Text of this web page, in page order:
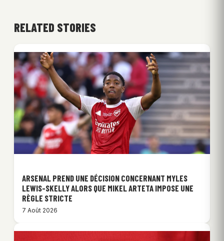
RELATED STORIES
ARSENAL PREND UNE DÉCISION CONCERNANT MYLES
LEWIS-SKELLY ALORS QUE MIKEL ARTETA IMPOSE UNE
RÈGLE STRICTE
7 Août 2026